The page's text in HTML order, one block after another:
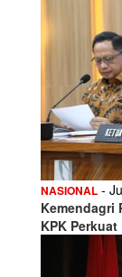
NASIONAL -
Kemendagri
KPK